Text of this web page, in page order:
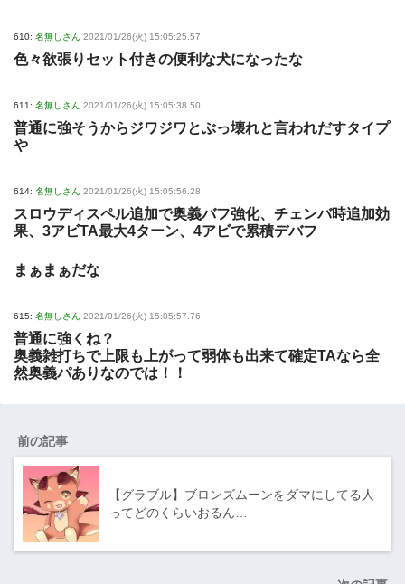
610: 名無しさん 2021/01/26(火) 15:05:25.57
色々欲張りセット付きの便利な犬になったな
611: 名無しさん 2021/01/26(火) 15:05:38.50
普通に強そうからジワジワとぶっ壊れと言われだすタイプ
や
614: 名無しさん 2021/01/26(火) 15:05:56.28
スロウディスペル追加で奥義バフ強化、チェンバ時追加効
果、3アビTA最大4ターン、4アビで累積デバフ
まぁまぁだな
615: 名無しさん 2021/01/26(火) 15:05:57.76
普通に強くね？
奥義雑打ちで上限も上がって弱体も出来て確定TAなら全
然奥義パありなのでは！！
前の記事
【グラブル】ブロンズムーンをダマにしてる人
ってどのくらいおるん…